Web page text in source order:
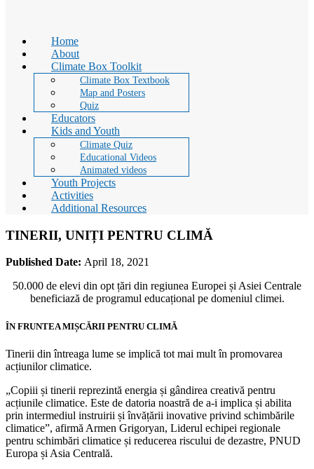
Home
About
Climate Box Toolkit
Climate Box Textbook
Map and Posters
Quiz
Educators
Kids and Youth
Climate Quiz
Educational Videos
Animated videos
Youth Projects
Activities
Additional Resources
TINERII, UNIȚI PENTRU CLIMĂ
Published Date: April 18, 2021
50.000 de elevi din opt țări din regiunea Europei și Asiei Centrale
beneficiază de programul educațional pe domeniul climei.
ÎN FRUNTEA MIȘCĂRII PENTRU CLIMĂ
Tinerii din întreaga lume se implică tot mai mult în promovarea
acțiunilor climatice.
„Copiii și tinerii reprezintă energia și gândirea creativă pentru
acțiunile climatice. Este de datoria noastră de a-i implica și abilita
prin intermediul instruirii și învățării inovative privind schimbările
climatice”, afirmă Armen Grigoryan, Liderul echipei regionale
pentru schimbări climatice și reducerea riscului de dezastre, PNUD
Europa și Asia Centrală.